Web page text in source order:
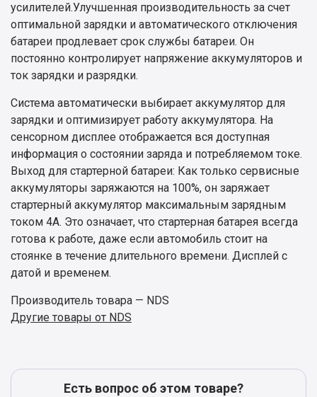
усилителей.Улучшенная производительность за счет
оптимальной зарядки и автоматического отключения
батареи продлевает срок службы батареи. Он
постоянно контролирует напряжение аккумуляторов и
ток зарядки и разрядки.
Система автоматически выбирает аккумулятор для
зарядки и оптимизирует работу аккумулятора. На
сенсорном дисплее отображается вся доступная
информация о состоянии заряда и потребляемом токе.
Выход для стартерной батареи: Как только сервисные
аккумуляторы заряжаются на 100%, он заряжает
стартерный аккумулятор максимальным зарядным
током 4А. Это означает, что стартерная батарея всегда
готова к работе, даже если автомобиль стоит на
стоянке в течение длительного времени. Дисплей с
датой и временем.
Производитель товара — NDS
Другие товары от NDS
Есть вопрос об этом товаре?